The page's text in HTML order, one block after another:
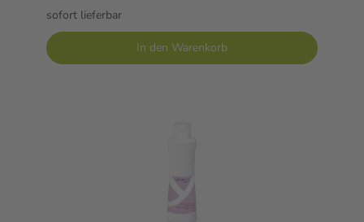
sofort lieferbar
In den Warenkorb